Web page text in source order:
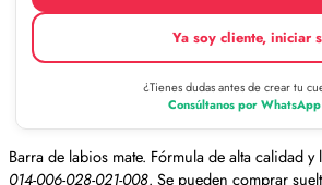
Ya soy cliente, iniciar
¿Tienes dudas antes de crear tu
Consúltanos por WhatsApp
Barra de labios mate. Fórmula de alta calidad
014-006-028-021-008. Se pueden comprar